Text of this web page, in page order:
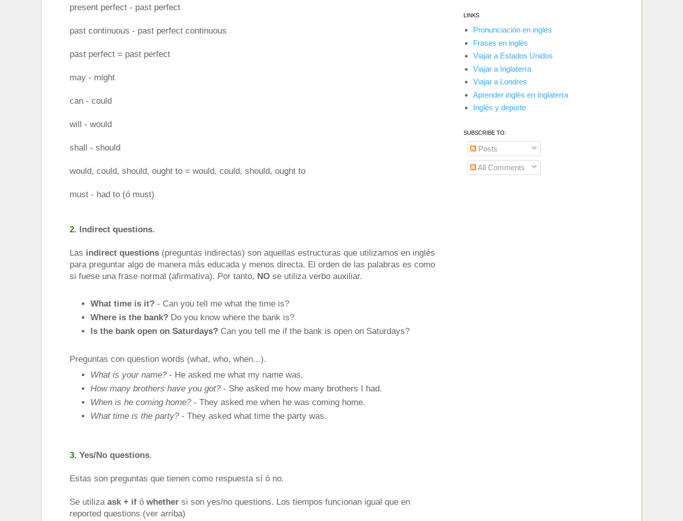
present perfect - past perfect
past continuous - past perfect continuous
past perfect = past perfect
may - might
can - could
will - would
shall - should
would, could, should, ought to = would, could, should, ought to
must - had to (ó must)
2. Indirect questions.
Las indirect questions (preguntas indirectas) son aquellas estructuras que utilizamos en inglés
para preguntar algo de manera más educada y menos directa. El orden de las palabras es como
si fuese una frase normal (afirmativa). Por tanto, NO se utiliza verbo auxiliar.
What time is it? - Can you tell me what the time is?
Where is the bank? Do you know where the bank is?
Is the bank open on Saturdays? Can you tell me if the bank is open on Saturdays?
Preguntas con question words (what, who, when...).
What is your name?- He asked me what my name was.
How many brothers have you got?- She asked me how many brothers I had.
When is he coming home?- They asked me when he was coming home.
What time is the party?- They asked what time the party was.
3. Yes/No questions.
Estas son preguntas que tienen como respuesta sí ó no.
Se utiliza ask + if ó whether si son yes/no questions. Los tiempos funcionan igual que en
reported questions (ver arriba)
LINKS
Pronunciación en inglés
Frases en inglés
Viajar a Estados Unidos
Viajar a Inglaterra
Viajar a Londres
Aprender inglés en Inglaterra
Inglés y deporte
SUBSCRIBE TO:
Posts
All Comments